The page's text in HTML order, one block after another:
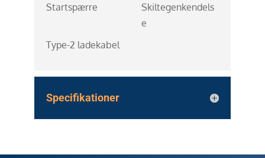
Startspærre
Skiltegenkendels
e
Type-2 ladekabel
Specifikationer